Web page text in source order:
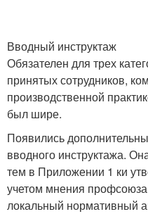
Вводный инструктаж
Обязателен для трех
принятых сотрудников,
производственной
был шире.
Появились
вводного инструктажа.
тем в Приложении 1 ки
учетом мнения
локальный нормативный